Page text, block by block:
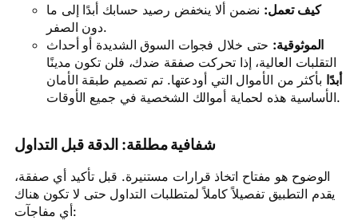
كيف تعمل: نضمن ألا ينخفض رصيد حسابك أبدًا إلى ما
دون الصفر.
الموثوقية: حتى خلال فجوات السوق الشديدة أو أحداث
التقلبات العالية، إذا تحركت صفقة ضدك، فلن تكون مدينًا
أبدًا بأكثر من الأموال التي أودعتها. تم تصميم طبقة الأمان
الأساسية هذه لحماية أموالك الشخصية في جميع الأوقات.
شفافية مطلقة: الدقة قبل التداول
الوضوح هو مفتاح اتخاذ قرارات مستنيرة. قبل تأكيد أي صفقة،
يقدم التطبيق تفصيلاً كاملاً لمتطلبات التداول حتى لا تكون هناك
أي مفاجآت: